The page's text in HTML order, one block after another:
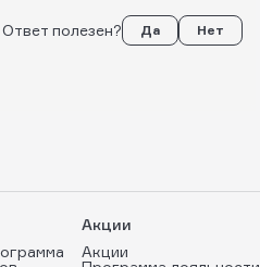
Ответ полезен?
Да Нет
Акции
Акции